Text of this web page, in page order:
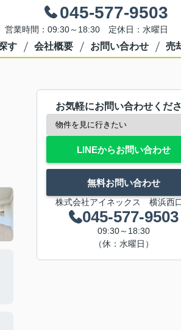
045-577-9503
営業時間：09:30～18:30 定休日：水曜日
す 会社概要 お問い合わせ 売
お気軽にお問い合わせくだ
LINEからお問い合わせ
無料お問い合わせ
株式会社アイネックス 横浜西
045-577-9503
09:30～18:30
（休：水曜日）